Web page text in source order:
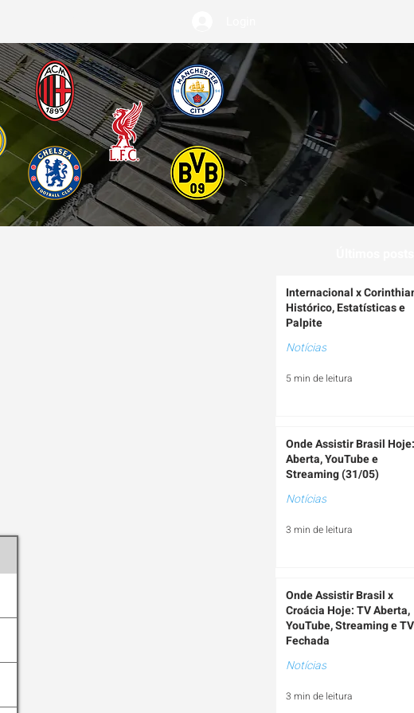
Internacional x
Histórico, Estatísticas e
Palpite
Notícias
5 min de leitura
Onde Assistir Brasil
Aberta, YouTube e
Streaming (31/05)
Notícias
3 min de leitura
Onde Assistir Brasil x
Croácia Hoje: TV Aberta,
YouTube, Streaming e TV
Fechada
Notícias
3 min de leitura